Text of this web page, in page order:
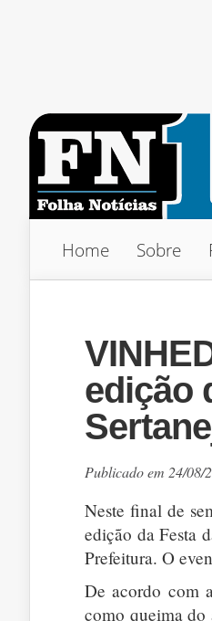
Home Sobre
edição
Publicado em 24/08/
Neste final de
edição da Festa
Prefeitura. O
De acordo com
como queima do